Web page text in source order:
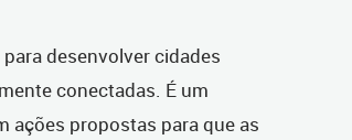
desenvolver cidades
conectadas. É um
ações propostas para que as